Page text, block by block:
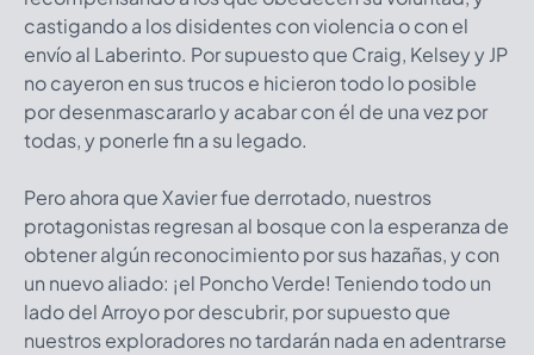
castigando a los disidentes con violencia o con el
envío al Laberinto. Por supuesto que Craig, Kelsey y JP
no cayeron en sus trucos e hicieron todo lo posible
por desenmascararlo y acabar con él de una vez por
todas, y ponerle fin a su legado.
Pero ahora que Xavier fue derrotado, nuestros
protagonistas regresan al bosque con la esperanza de
obtener algún reconocimiento por sus hazañas, y con
un nuevo aliado: ¡el Poncho Verde! Teniendo todo un
lado del Arroyo por descubrir, por supuesto que
nuestros exploradores no tardarán nada en adentrarse